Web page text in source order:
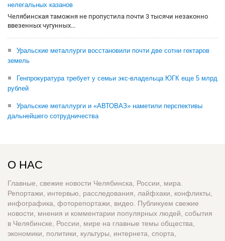
нелегальных казанов
Челябинская таможня не пропустила почти 3 тысячи незаконно
ввезенных чугунных...
Уральские металлурги восстановили почти две сотни гектаров
земель
Генпрокуратура требует у семьи экс-владельца ЮГК еще 5 млрд
рублей
Уральские металлурги и «АВТОВАЗ» наметили перспективы
дальнейшего сотрудничества
О НАС
Главные, свежие новости Челябинска, России, мира.
Репортажи, интервью, расследования, лайфхаки, конфликты,
инфографика, фоторепортажи, видео. Публикуем свежие
новости, мнения и комментарии популярных людей, события
в Челябинске, России, мире на главные темы общества,
экономики, политики, культуры, интернета, спорта,